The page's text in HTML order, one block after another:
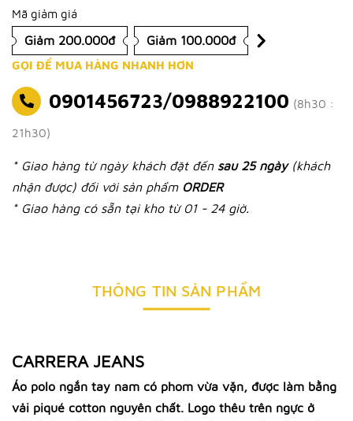
Mã giảm giá
Giảm 200.000đ Giảm 100.000đ
GỌI ĐỂ MUA HÀNG NHANH HƠN
0901456723/0988922100 (8h30 :
21h30)
* Giao hàng từ ngày khách đặt đến sau 25 ngày (khách
nhận được) đối với sản phẩm ORDER
* Giao hàng có sẵn tại kho từ 01 - 24 giờ.
THÔNG TIN SẢN PHẨM
CARRERA JEANS
Áo polo ngắn tay nam có phom vừa vặn, được làm bằng
vải piqué cotton nguyên chất. Logo thêu trên ngực ở